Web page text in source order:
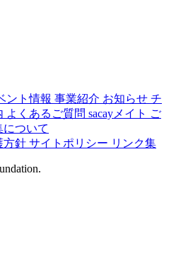
ント情報 事業紹介 お知らせ チ
よくあるご質問 sacayメイト ご
ついて
方針 サイトポリシー リンク集